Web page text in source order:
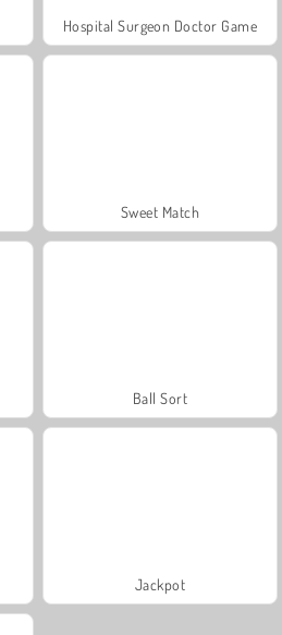
Hospital Surgeon Doctor Game
Sweet Match
Ball Sort
Jackpot